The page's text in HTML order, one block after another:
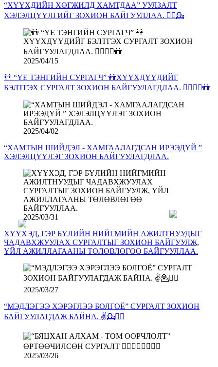
“ХҮҮХДИЙН ХӨГЖИЛД ХАМТДАА” УУЛЗАЛТ
ХЭЛЭЛЦҮҮЛГИЙГ ЗОХИОН БАЙГУУЛЛАА. 💁‍♀️💁
2025/04/15
👬 “ҮЕ ТЭНГИЙН СУРГАГЧ” 👭ХҮҮХДҮҮДИЙГ
БЭЛТГЭХ СУРГАЛТ ЗОХИОН БАЙГУУЛАГДЛАА. 💁‍♀️💁‍♂️👫
2025/04/02
“ХАМТЫН ШИЙДЭЛ - ХАМГААЛАГДСАН ИРЭЭДҮЙ ”
ХЭЛЭЛЦҮҮЛЭГ ЗОХИОН БАЙГУУЛАГДЛАА.
2025/03/31
ХҮҮХЭД, ГЭР БҮЛИЙН НИЙГМИЙН АЖИЛТНУУДЫГ
ЧАДАВХЖУУЛАХ СУРГАЛТЫГ ЗОХИОН БАЙГУУЛЖ,
ҮЙЛ АЖИЛЛАГААНЫ ТӨЛӨВЛӨГӨӨ БАЙГУУЛЛАА.
2025/03/27
“МЭДЛЭГЭЭ ХЭРЭГЛЭЭ БОЛГОЁ” СУРГАЛТ ЗОХИОН
БАЙГУУЛАГДАЖ БАЙНА. ✌️💁🧏‍♀️
2025/03/26